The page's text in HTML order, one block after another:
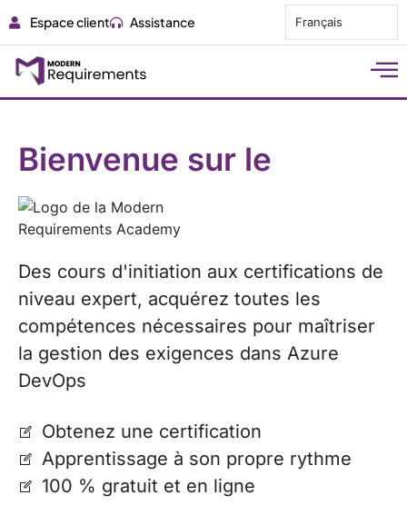
Espace client Assistance Français
Bienvenue sur le
Des cours d'initiation aux certifications de
niveau expert, acquérez toutes les
compétences nécessaires pour maîtriser
la gestion des exigences dans Azure
DevOps
Obtenez une certification
Apprentissage à son propre rythme
100 % gratuit et en ligne